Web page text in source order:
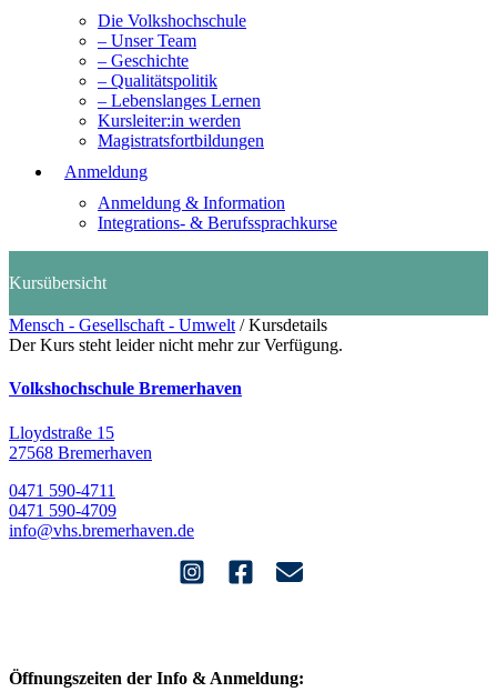
Die Volkshochschule
– Unser Team
– Geschichte
– Qualitätspolitik
– Lebenslanges Lernen
Kursleiter:in werden
Magistratsfortbildungen
Anmeldung
Anmeldung & Information
Integrations- & Berufssprachkurse
Mensch - Gesellschaft - Umwelt /Kursdetails
Der Kurs steht leider nicht mehr zur Verfügung.
Volkshochschule Bremerhaven
Lloydstraße 15
27568 Bremerhaven
0471 590-4711
0471 590-4709
info@vhs.bremerhaven.de
Öffnungszeiten der Info & Anmeldung: